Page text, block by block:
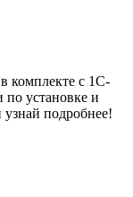
комплекте с 1С-
по установке и
подробнее!